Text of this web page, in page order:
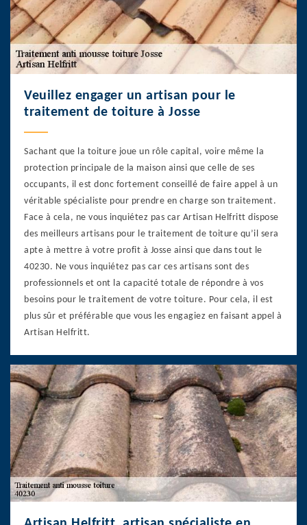
Veuillez engager un artisan pour le
traitement de toiture à Josse
Sachant que la toiture joue un rôle capital, voire même la
protection principale de la maison ainsi que celle de ses
occupants, il est donc fortement conseillé de faire appel à un
véritable spécialiste pour prendre en charge son traitement.
Face à cela, ne vous inquiétez pas car Artisan Helfritt dispose
des meilleurs artisans pour le traitement de toiture qu’il sera
apte à mettre à votre profit à Josse ainsi que dans tout le
40230. Ne vous inquiétez pas car ces artisans sont des
professionnels et ont la capacité totale de répondre à vos
besoins pour le traitement de votre toiture. Pour cela, il est
plus sûr et préférable que vous les engagiez en faisant appel à
Artisan Helfritt.